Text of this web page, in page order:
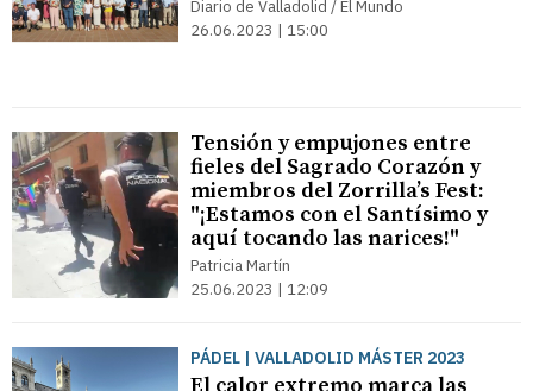
Diario de Valladolid / El Mundo
26.06.2023 | 15:00
Tensión y empujones entre
fieles del Sagrado Corazón y
miembros del Zorrilla’s Fest:
"¡Estamos con el Santísimo y
aquí tocando las narices!"
Patricia Martín
25.06.2023 | 12:09
PÁDEL | VALLADOLID MÁSTER 2023